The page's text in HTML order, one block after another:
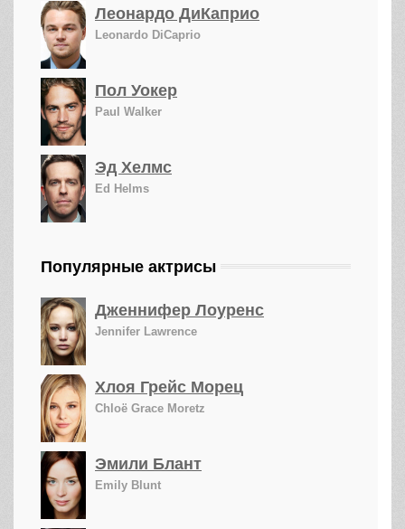
Леонардо ДиКаприо
Leonardo DiCaprio
Пол Уокер
Paul Walker
Эд Хелмс
Ed Helms
Популярные актрисы
Дженнифер Лоуренс
Jennifer Lawrence
Хлоя Грейс Морец
Chloë Grace Moretz
Эмили Блант
Emily Blunt